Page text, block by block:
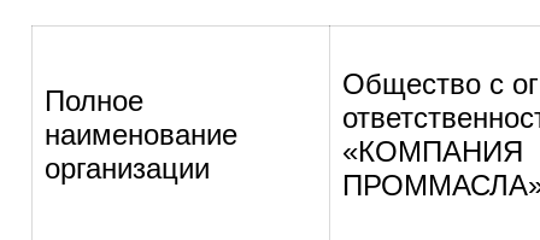
Полное
наименование
организации
Общество с
«КОМПАНИЯ